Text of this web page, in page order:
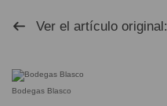
Ver el artículo original:
Bodegas Blasco